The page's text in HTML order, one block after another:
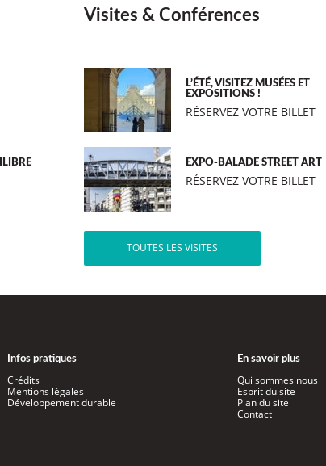
Visites & Conférences
L’ÉTÉ, VISITEZ MUSÉES ET
EXPOSITIONS !
RÉSERVEZ VOTRE BILLET
EXPO-BALADE STREET ART
RÉSERVEZ VOTRE BILLET
TOUTES LES VISITES
Infos pratiques
Crédits
Mentions légales
Développement durable
En savoir plus
Qui sommes nous
Esprit du site
Plan du site
Contact